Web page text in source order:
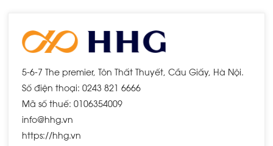
5-6-7 The premier, Tôn Thất Thuyết, Cầu Giấy, Hà Nội.
Số điện thoại: 0243 821 6666
Mã số thuế: 0106354009
info@hhg.vn
https://hhg.vn